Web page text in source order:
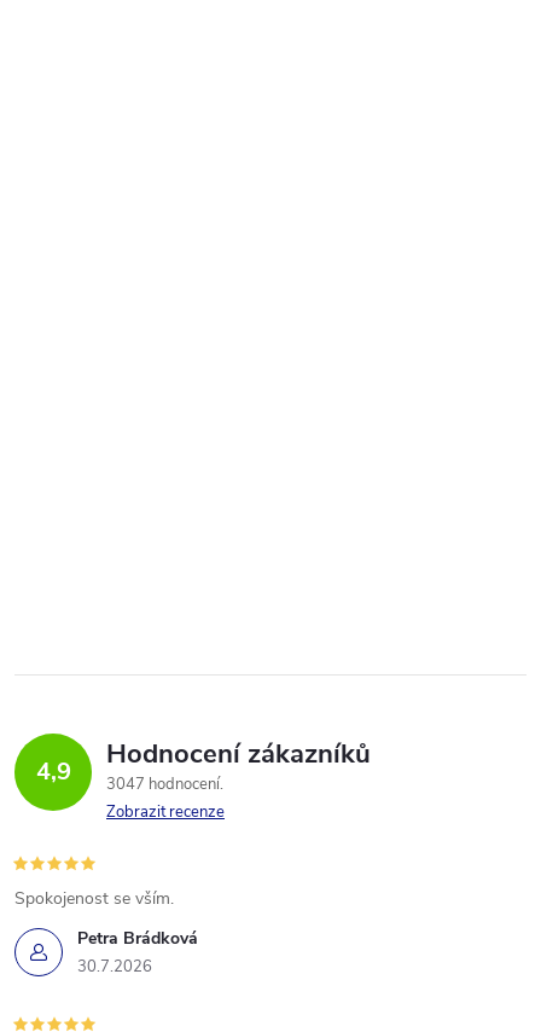
4,9 Hodnocení zákazníků
3047 hodnocení
Zobrazit recenze
Petra Brádková
30.7.2026
Spokojenost se vším.